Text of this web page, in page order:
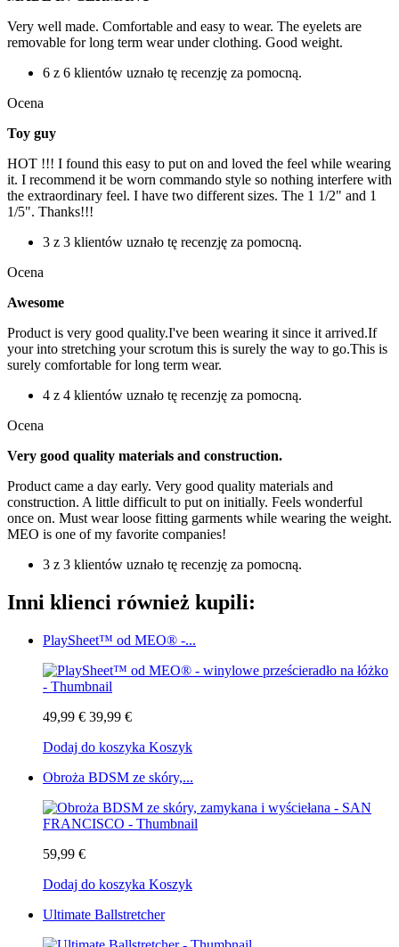
Very well made. Comfortable and easy to wear. The eyelets are
removable for long term wear under clothing. Good weight.
6 z 6 klientów uznało tę recenzję za pomocną.
Ocena
Toy guy
HOT !!! I found this easy to put on and loved the feel while wearing
it. I recommend it be worn commando style so nothing interfere with
the extraordinary feel. I have two different sizes. The 1 1/2" and 1
1/5". Thanks!!!
3 z 3 klientów uznało tę recenzję za pomocną.
Ocena
Awesome
Product is very good quality.I've been wearing it since it arrived.If
your into stretching your scrotum this is surely the way to go.This is
surely comfortable for long term wear.
4 z 4 klientów uznało tę recenzję za pomocną.
Ocena
Very good quality materials and construction.
Product came a day early. Very good quality materials and
construction. A little difficult to put on initially. Feels wonderful
once on. Must wear loose fitting garments while wearing the weight.
MEO is one of my favorite companies!
3 z 3 klientów uznało tę recenzję za pomocną.
Inni klienci również kupili:
PlaySheet™ od MEO® -...
49,99 € 39,99 €
Dodaj do koszyka Koszyk
Obroża BDSM ze skóry,...
59,99 €
Dodaj do koszyka Koszyk
Ultimate Ballstretcher